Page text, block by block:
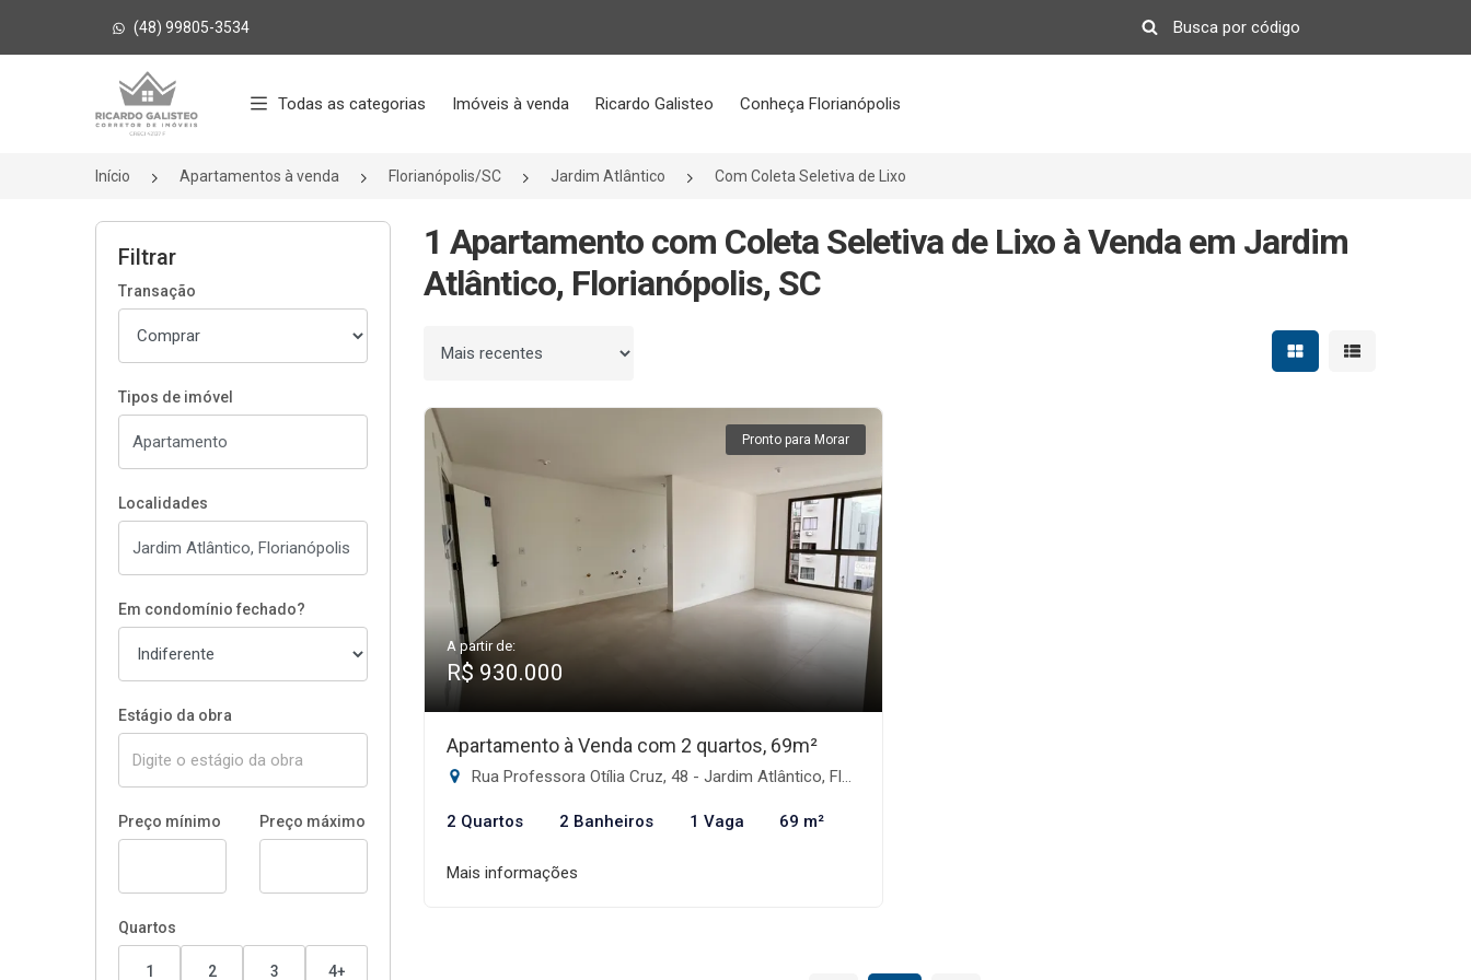
(48) 99805-3534
Página inicial
Todas as categorias Imóveis à venda Ricardo Galisteo Conheça Florianópolis
Início Apartamentos à venda Florianópolis/SC Jardim Atlântico Com Coleta Seletiva de Lixo
Filtrar
Transação
Tipos de imóvel
Localidades
Em condomínio fechado?
Estágio da obra
Preço mínimo Preço máximo
Quartos
1 2 3 4+
1 Apartamento com Coleta Seletiva de Lixo à Venda em Jardim
Atlântico, Florianópolis, SC
Ordenar por Mostrar resultados em
Mostrar
Pronto para Morar
A partir de:
R$ 930.000
Apartamento à Venda com 2 quartos, 69m²
Rua Professora Otília Cruz, 48 - Jardim Atlântico, Florianópolis-SC
2 Quartos 2 Banheiros 1 Vaga 69 m²
Mais informações